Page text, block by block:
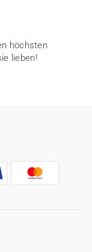
höchsten
lieben!